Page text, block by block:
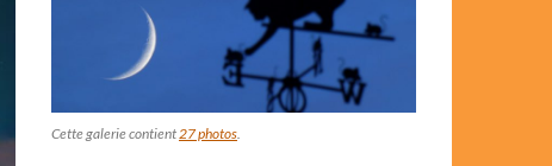
Cette galerie contient27 photos.